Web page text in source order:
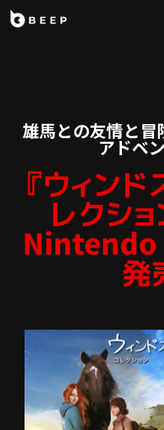
雄馬との友情と
アドベ
『ウィン
レクシ
発